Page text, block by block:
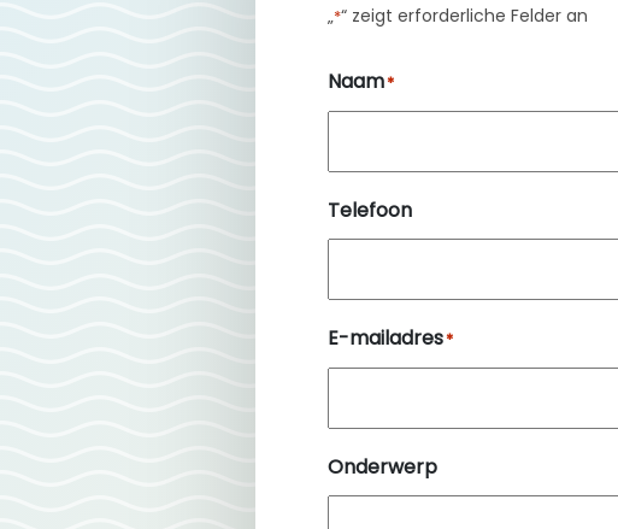
„*“ zeigt erforderliche Felder an
Naam*
Telefoon
E-mailadres*
Onderwerp